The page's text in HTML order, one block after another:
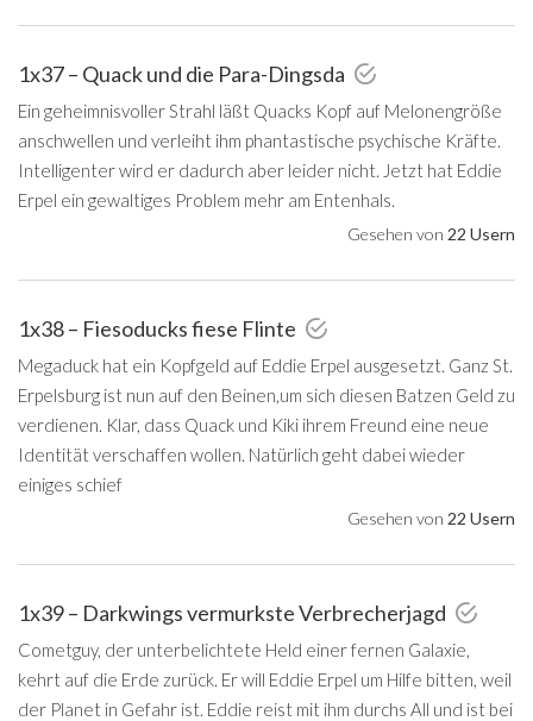
1x37 – Quack und die Para-Dingsda
Ein geheimnisvoller Strahl läßt Quacks Kopf auf Melonengröße
anschwellen und verleiht ihm phantastische psychische Kräfte.
Intelligenter wird er dadurch aber leider nicht. Jetzt hat Eddie
Erpel ein gewaltiges Problem mehr am Entenhals.
Gesehen von 22 Usern
1x38 – Fiesoducks fiese Flinte
Megaduck hat ein Kopfgeld auf Eddie Erpel ausgesetzt. Ganz St.
Erpelsburg ist nun auf den Beinen,um sich diesen Batzen Geld zu
verdienen. Klar, dass Quack und Kiki ihrem Freund eine neue
Identität verschaffen wollen. Natürlich geht dabei wieder
einiges schief
Gesehen von 22 Usern
1x39 – Darkwings vermurkste Verbrecherjagd
Cometguy, der unterbelichtete Held einer fernen Galaxie,
kehrt auf die Erde zurück. Er will Eddie Erpel um Hilfe bitten, weil
der Planet in Gefahr ist. Eddie reist mit ihm durchs All und ist bei